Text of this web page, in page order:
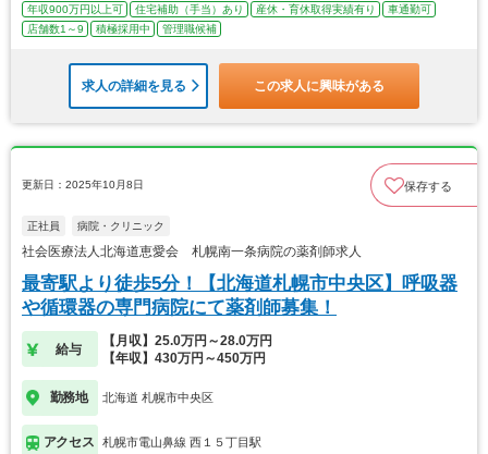
年収900万円以上可 住宅補助（手当）あり 産休・育休取得実績有り
車通勤可
店舗数1～9
積極採用中 管理職候補
求人の詳細を見る この求人に興味がある
更新日：2025年10月8日 保存する
正社員 病院・クリニック
社会医療法人北海道恵愛会 札幌南一条病院の薬剤師求人
最寄駅より徒歩5分！【北海道札幌市中央区】呼吸器
や循環器の専門病院にて薬剤師募集！
給与
【月収】25.0万円～28.0万円
【年収】430万円～450万円
勤務地 北海道 札幌市中央区
アクセス 札幌市電山鼻線 西１５丁目駅